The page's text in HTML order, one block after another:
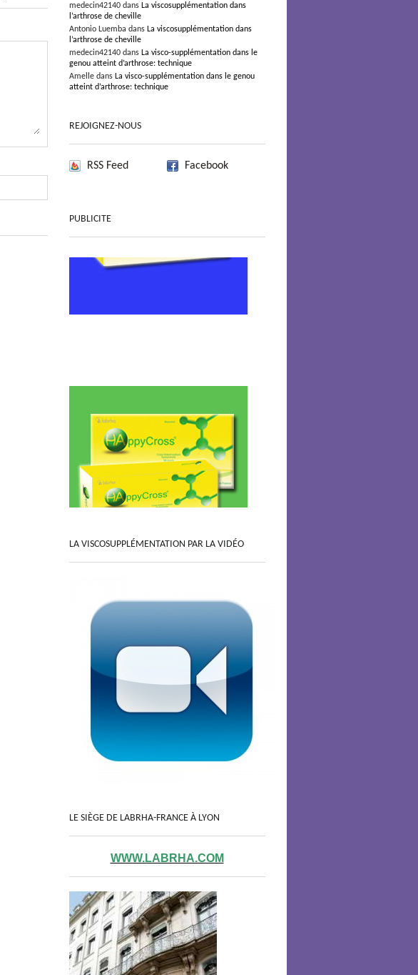
medecin42140 dans La viscosupplémentation dans
l’arthrose de cheville
Antonio Luemba dans La viscosupplémentation dans
l’arthrose de cheville
medecin42140 dans La visco-supplémentation dans le
genou atteint d’arthrose: technique
Amelle dans La visco-supplémentation dans le genou
atteint d’arthrose: technique
REJOIGNEZ-NOUS
RSS Feed Facebook
PUBLICITE
LA VISCOSUPPLÉMENTATION PAR LA VIDÉO
LE SIÈGE DE LABRHA-FRANCE À LYON
WWW.LABRHA.COM